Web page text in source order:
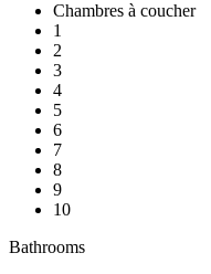
Chambres à coucher
1
2
3
4
5
6
7
8
9
10
Bathrooms